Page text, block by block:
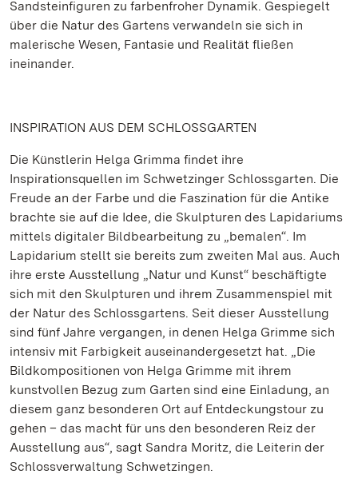
Sandsteinfiguren zu farbenfroher Dynamik. Gespiegelt
über die Natur des Gartens verwandeln sie sich in
malerische Wesen, Fantasie und Realität fließen
ineinander.
INSPIRATION AUS DEM SCHLOSSGARTEN
Die Künstlerin Helga Grimma findet ihre
Inspirationsquellen im Schwetzinger Schlossgarten. Die
Freude an der Farbe und die Faszination für die Antike
brachte sie auf die Idee, die Skulpturen des Lapidariums
mittels digitaler Bildbearbeitung zu „bemalen“. Im
Lapidarium stellt sie bereits zum zweiten Mal aus. Auch
ihre erste Ausstellung „Natur und Kunst“ beschäftigte
sich mit den Skulpturen und ihrem Zusammenspiel mit
der Natur des Schlossgartens. Seit dieser Ausstellung
sind fünf Jahre vergangen, in denen Helga Grimme sich
intensiv mit Farbigkeit auseinandergesetzt hat. „Die
Bildkompositionen von Helga Grimme mit ihrem
kunstvollen Bezug zum Garten sind eine Einladung, an
diesem ganz besonderen Ort auf Entdeckungstour zu
gehen – das macht für uns den besonderen Reiz der
Ausstellung aus“, sagt Sandra Moritz, die Leiterin der
Schlossverwaltung Schwetzingen.